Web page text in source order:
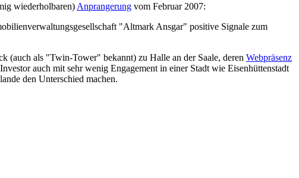
wiederholbaren) Anprangerung vom Februar 2007:
"Altmark Ansgar" positive Signale zum
(auch als "Twin-Tower" bekannt) zu Halle an der Saale, deren Webpräsenz
auch mit sehr wenig Engagement in einer Stadt wie Eisenhüttenstadt
den Unterschied machen.